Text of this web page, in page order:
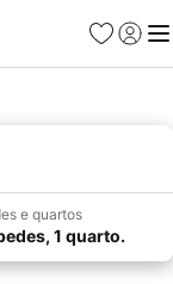
Favoritos
Iniciar
e quartos
1 quarto.